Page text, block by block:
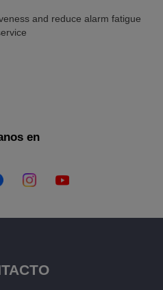
and reduce alarm fatigue
en